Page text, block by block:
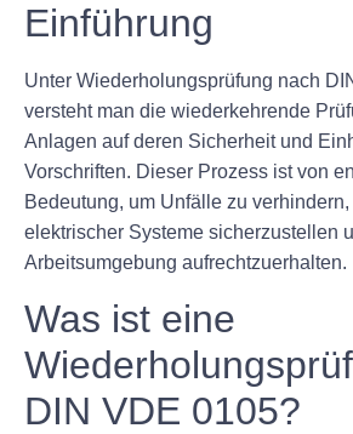
Einführung
Unter Wiederholungsprüfung nach
versteht man die wiederkehrende
Anlagen auf deren Sicherheit und
Vorschriften. Dieser Prozess ist von
Bedeutung, um Unfälle zu
elektrischer Systeme sicherzustellen
Arbeitsumgebung aufrechtzuerhalten.
Was ist eine
DIN VDE 0105?